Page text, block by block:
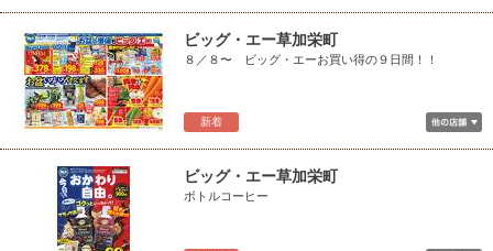
新着
ビッグ・エー草加栄町
８／８〜 ビッグ・エーお買い得の９日間！！
ビッグ・エー草加栄町
ボトルコーヒー